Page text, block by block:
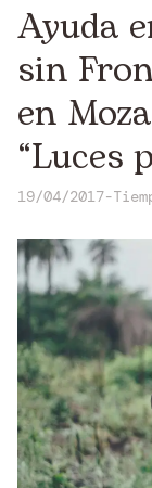
Ayuda
sin
en
“Luces
19/04/2017-